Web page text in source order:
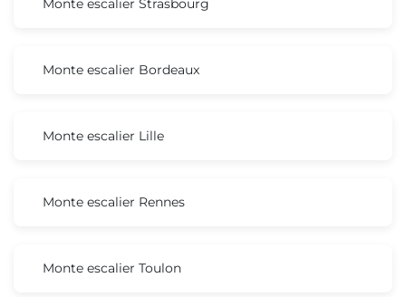
Monte escalier Strasbourg
Monte escalier Bordeaux
Monte escalier Lille
Monte escalier Rennes
Monte escalier Toulon